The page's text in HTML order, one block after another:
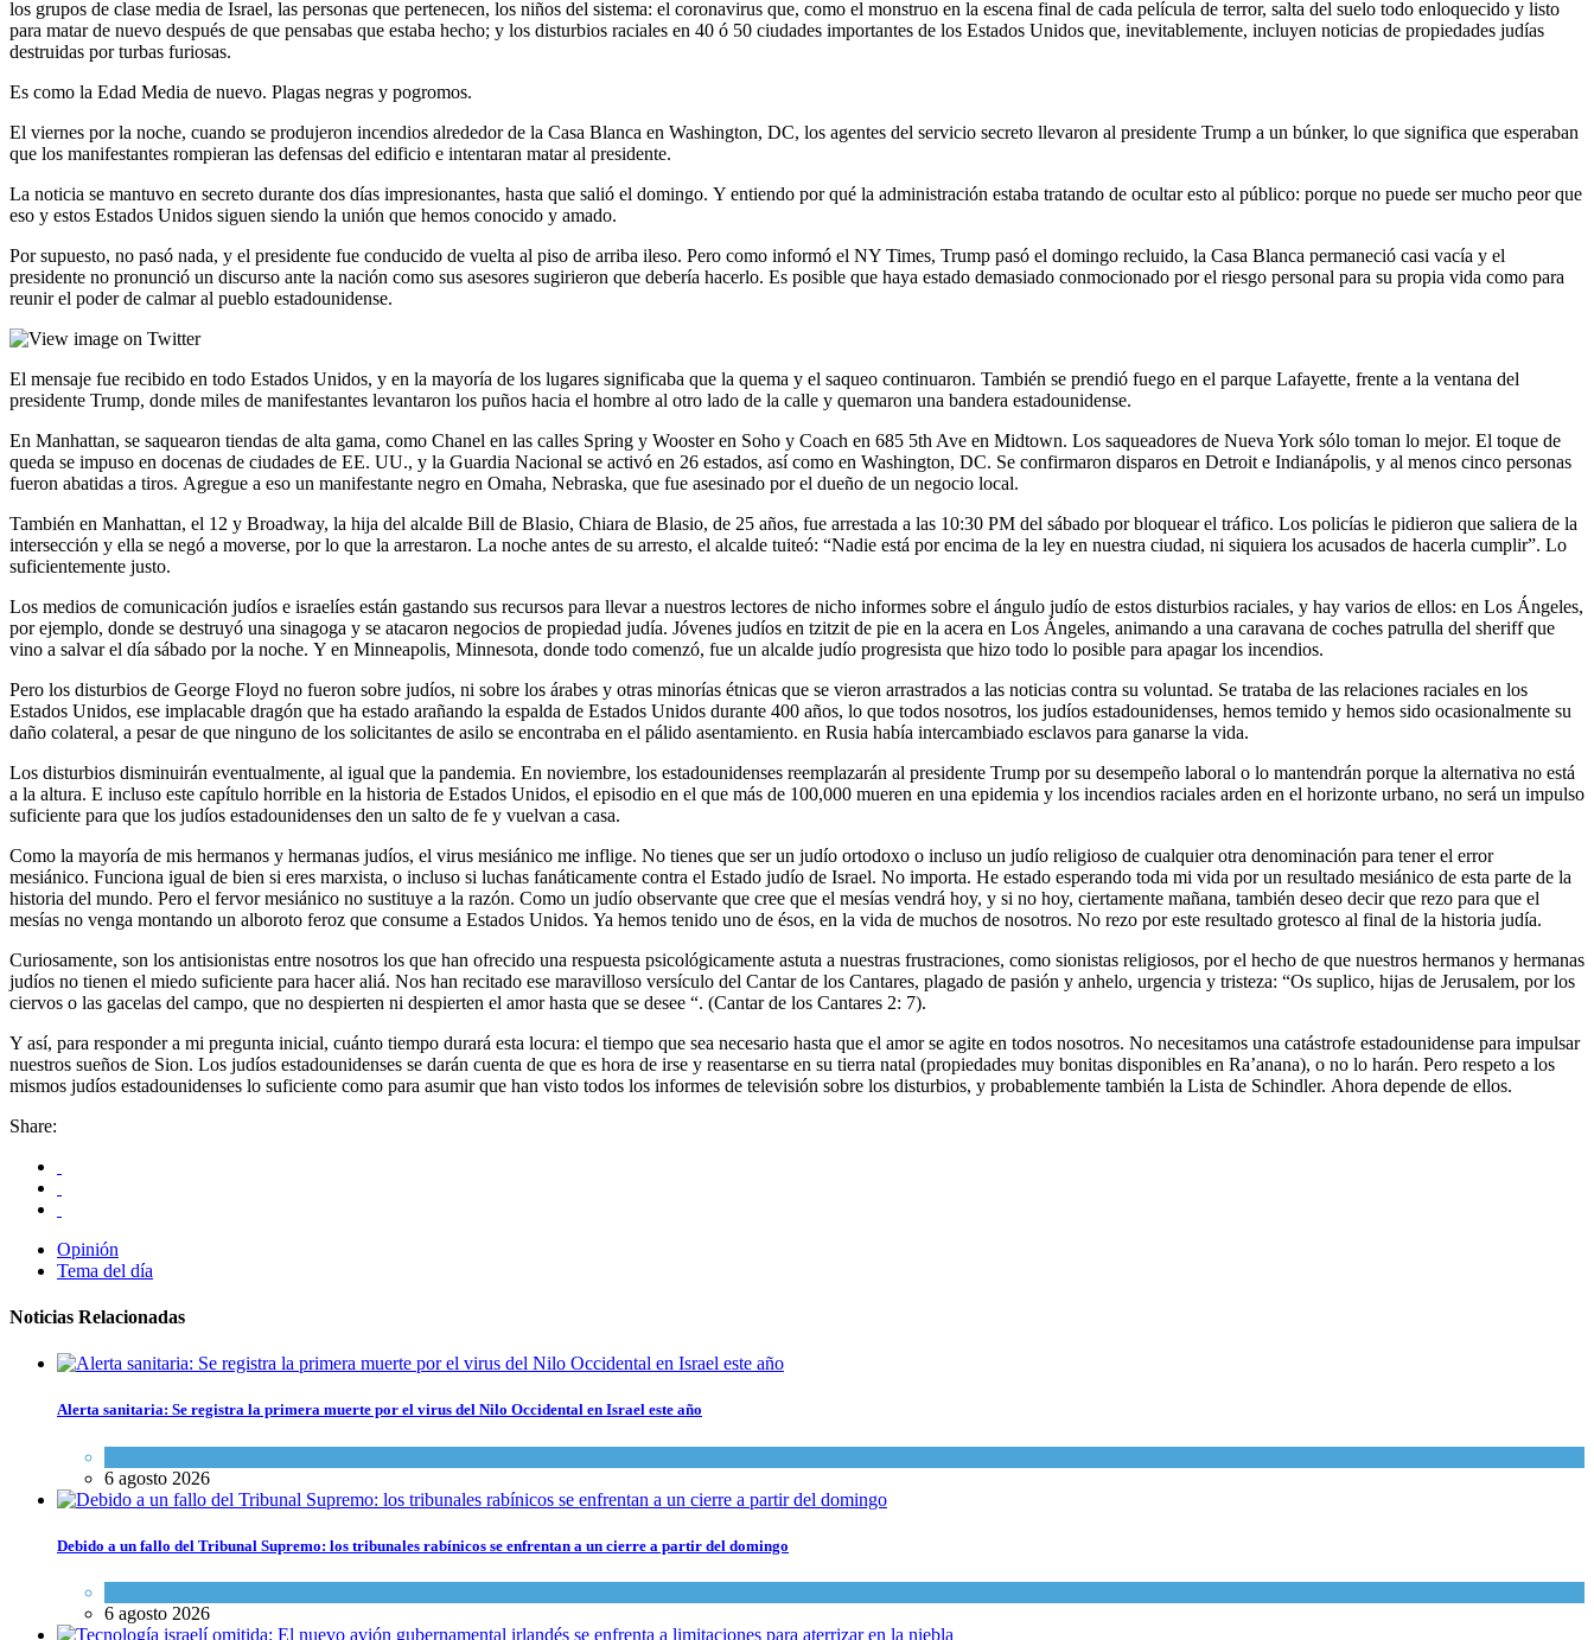
los grupos de clase media de Israel, las personas que pertenecen, los niños del sistema: el coronavirus que, como el monstruo en la escena final de cada película de terror, salta del suelo todo enloquecido y listo
para matar de nuevo después de que pensabas que estaba hecho; y los disturbios raciales en 40 ó 50 ciudades importantes de los Estados Unidos que, inevitablemente, incluyen noticias de propiedades judías
destruidas por turbas furiosas.
Es como la Edad Media de nuevo. Plagas negras y pogromos.
El viernes por la noche, cuando se produjeron incendios alrededor de la Casa Blanca en Washington, DC, los agentes del servicio secreto llevaron al presidente Trump a un búnker, lo que significa que esperaban
que los manifestantes rompieran las defensas del edificio e intentaran matar al presidente.
La noticia se mantuvo en secreto durante dos días impresionantes, hasta que salió el domingo. Y entiendo por qué la administración estaba tratando de ocultar esto al público: porque no puede ser mucho peor que
eso y estos Estados Unidos siguen siendo la unión que hemos conocido y amado.
Por supuesto, no pasó nada, y el presidente fue conducido de vuelta al piso de arriba ileso. Pero como informó el NY Times, Trump pasó el domingo recluido, la Casa Blanca permaneció casi vacía y el
presidente no pronunció un discurso ante la nación como sus asesores sugirieron que debería hacerlo. Es posible que haya estado demasiado conmocionado por el riesgo personal para su propia vida como para
reunir el poder de calmar al pueblo estadounidense.
El mensaje fue recibido en todo Estados Unidos, y en la mayoría de los lugares significaba que la quema y el saqueo continuaron. También se prendió fuego en el parque Lafayette, frente a la ventana del
presidente Trump, donde miles de manifestantes levantaron los puños hacia el hombre al otro lado de la calle y quemaron una bandera estadounidense.
En Manhattan, se saquearon tiendas de alta gama, como Chanel en las calles Spring y Wooster en Soho y Coach en 685 5th Ave en Midtown. Los saqueadores de Nueva York sólo toman lo mejor. El toque de
queda se impuso en docenas de ciudades de EE. UU., y la Guardia Nacional se activó en 26 estados, así como en Washington, DC. Se confirmaron disparos en Detroit e Indianápolis, y al menos cinco personas
fueron abatidas a tiros. Agregue a eso un manifestante negro en Omaha, Nebraska, que fue asesinado por el dueño de un negocio local.
También en Manhattan, el 12 y Broadway, la hija del alcalde Bill de Blasio, Chiara de Blasio, de 25 años, fue arrestada a las 10:30 PM del sábado por bloquear el tráfico. Los policías le pidieron que saliera de la
intersección y ella se negó a moverse, por lo que la arrestaron. La noche antes de su arresto, el alcalde tuiteó: “Nadie está por encima de la ley en nuestra ciudad, ni siquiera los acusados ​​de hacerla cumplir”. Lo
suficientemente justo.
Los medios de comunicación judíos e israelíes están gastando sus recursos para llevar a nuestros lectores de nicho informes sobre el ángulo judío de estos disturbios raciales, y hay varios de ellos: en Los Ángeles,
por ejemplo, donde se destruyó una sinagoga y se atacaron negocios de propiedad judía. Jóvenes judíos en tzitzit de pie en la acera en Los Ángeles, animando a una caravana de coches patrulla del sheriff que
vino a salvar el día sábado por la noche. Y en Minneapolis, Minnesota, donde todo comenzó, fue un alcalde judío progresista que hizo todo lo posible para apagar los incendios.
Pero los disturbios de George Floyd no fueron sobre judíos, ni sobre los árabes y otras minorías étnicas que se vieron arrastrados a las noticias contra su voluntad. Se trataba de las relaciones raciales en los
Estados Unidos, ese implacable dragón que ha estado arañando la espalda de Estados Unidos durante 400 años, lo que todos nosotros, los judíos estadounidenses, hemos temido y hemos sido ocasionalmente su
daño colateral, a pesar de que ninguno de los solicitantes de asilo se encontraba en el pálido asentamiento. en Rusia había intercambiado esclavos para ganarse la vida.
Los disturbios disminuirán eventualmente, al igual que la pandemia. En noviembre, los estadounidenses reemplazarán al presidente Trump por su desempeño laboral o lo mantendrán porque la alternativa no está
a la altura. E incluso este capítulo horrible en la historia de Estados Unidos, el episodio en el que más de 100,000 mueren en una epidemia y los incendios raciales arden en el horizonte urbano, no será un impulso
suficiente para que los judíos estadounidenses den un salto de fe y vuelvan a casa.
Como la mayoría de mis hermanos y hermanas judíos, el virus mesiánico me inflige. No tienes que ser un judío ortodoxo o incluso un judío religioso de cualquier otra denominación para tener el error
mesiánico. Funciona igual de bien si eres marxista, o incluso si luchas fanáticamente contra el Estado judío de Israel. No importa. He estado esperando toda mi vida por un resultado mesiánico de esta parte de la
historia del mundo. Pero el fervor mesiánico no sustituye a la razón. Como un judío observante que cree que el mesías vendrá hoy, y si no hoy, ciertamente mañana, también deseo decir que rezo para que el
mesías no venga montando un alboroto feroz que consume a Estados Unidos. Ya hemos tenido uno de ésos, en la vida de muchos de nosotros. No rezo por este resultado grotesco al final de la historia judía.
Curiosamente, son los antisionistas entre nosotros los que han ofrecido una respuesta psicológicamente astuta a nuestras frustraciones, como sionistas religiosos, por el hecho de que nuestros hermanos y hermanas
judíos no tienen el miedo suficiente para hacer aliá. Nos han recitado ese maravilloso versículo del Cantar de los Cantares, plagado de pasión y anhelo, urgencia y tristeza: “Os suplico, hijas de Jerusalem, por los
ciervos o las gacelas del campo, que no despierten ni despierten el amor hasta que se desee “. (Cantar de los Cantares 2: 7).
Y así, para responder a mi pregunta inicial, cuánto tiempo durará esta locura: el tiempo que sea necesario hasta que el amor se agite en todos nosotros. No necesitamos una catástrofe estadounidense para impulsar
nuestros sueños de Sion. Los judíos estadounidenses se darán cuenta de que es hora de irse y reasentarse en su tierra natal (propiedades muy bonitas disponibles en Ra’anana), o no lo harán. Pero respeto a los
mismos judíos estadounidenses lo suficiente como para asumir que han visto todos los informes de televisión sobre los disturbios, y probablemente también la Lista de Schindler. Ahora depende de ellos.
Share:
Opinión
Tema del día
Noticias Relacionadas
Alerta sanitaria: Se registra la primera muerte por el virus del Nilo Occidental en Israel este año
6 agosto 2026
Debido a un fallo del Tribunal Supremo: los tribunales rabínicos se enfrentan a un cierre a partir del domingo
6 agosto 2026